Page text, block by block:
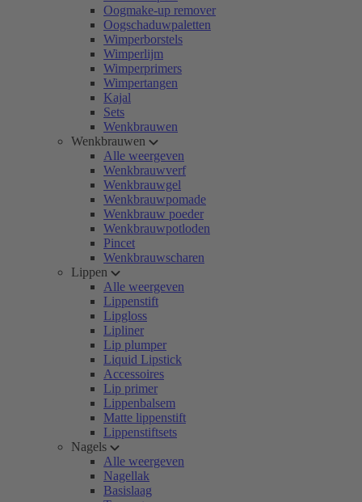
Oogmake-up remover
Oogschaduwpaletten
Wimperborstels
Wimperlijm
Wimperprimers
Wimpertangen
Kajal
Sets
Wenkbrauwen
Wenkbrauwen
Alle weergeven
Wenkbrauwverf
Wenkbrauwgel
Wenkbrauwpomade
Wenkbrauw poeder
Wenkbrauwpotloden
Pincet
Wenkbrauwscharen
Lippen
Alle weergeven
Lippenstift
Lipgloss
Lipliner
Lip plumper
Liquid Lipstick
Accessoires
Lip primer
Lippenbalsem
Matte lippenstift
Lippenstiftsets
Nagels
Alle weergeven
Nagellak
Basislaag